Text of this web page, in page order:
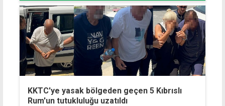
KKTC'ye yasak bölgeden geçen 5 Kıbrıslı
Rum'un tutukluluğu uzatıldı